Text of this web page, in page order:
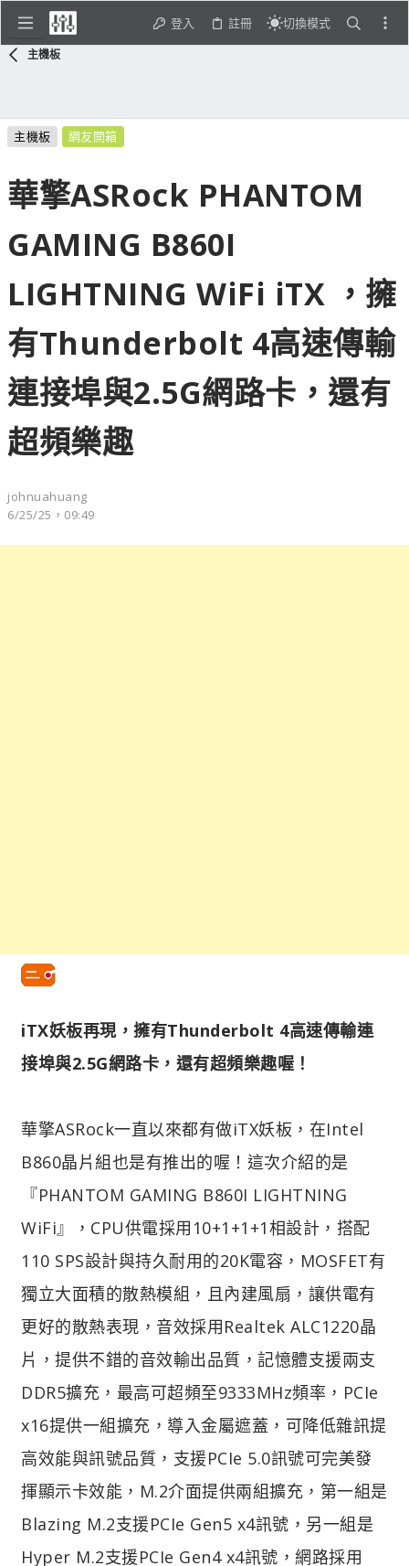
登入 註冊 切換模式
主機板
主機板 網友開箱
華擎ASRock PHANTOM
GAMING B860I
LIGHTNING WiFi iTX ，擁
有Thunderbolt 4高速傳輸
連接埠與2.5G網路卡，還有
超頻樂趣
johnuahuang
6/25/25，09:49
iTX妖板再現，擁有Thunderbolt 4高速傳輸連
接埠與2.5G網路卡，還有超頻樂趣喔！
華擎ASRock一直以來都有做iTX妖板，在Intel
B860晶片組也是有推出的喔！這次介紹的是
『PHANTOM GAMING B860I LIGHTNING
WiFi』，CPU供電採用10+1+1+1相設計，搭配
110 SPS設計與持久耐用的20K電容，MOSFET有
獨立大面積的散熱模組，且內建風扇，讓供電有
更好的散熱表現，音效採用Realtek ALC1220晶
片，提供不錯的音效輸出品質，記憶體支援兩支
DDR5擴充，最高可超頻至9333MHz頻率，PCIe
x16提供一組擴充，導入金屬遮蓋，可降低雜訊提
高效能與訊號品質，支援PCIe 5.0訊號可完美發
揮顯示卡效能，M.2介面提供兩組擴充，第一組是
Blazing M.2支援PCIe Gen5 x4訊號，另一組是
Hyper M.2支援PCIe Gen4 x4訊號，網路採用